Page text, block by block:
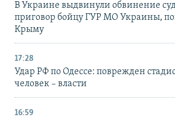
В Украине выдвинули обвинение
приговор бойцу ГУР МО Украины,
Крыму
17:28
Удар РФ по Одессе: поврежден
человек – власти
16:59